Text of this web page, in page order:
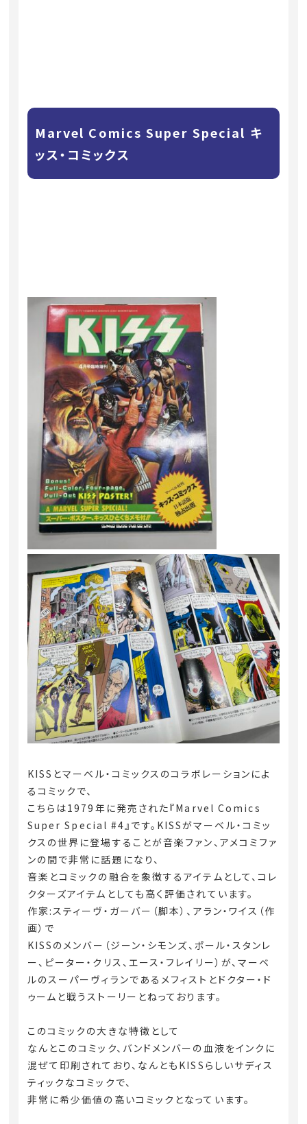
Marvel Comics Super Special キ
ッス・コミックス
KISSとマーベル・コミックスのコラボレーションによ
るコミックで、
こちらは1979年に発売された『Marvel Comics
Super Special #4』です。 KISSがマーベル・コミッ
クスの世界に登場することが音楽ファン、アメコミファ
ンの間で非常に話題になり、
音楽とコミックの融合を象徴するアイテムとして、コレ
クターズアイテムとしても高く評価されています。
作家:スティーヴ・ガーバー（脚本）、アラン・ワイス（作
画）で
KISSのメンバー（ジーン・シモンズ、ポール・スタンレ
ー、ピーター・クリス、エース・フレイリー）が、マーベ
ルのスーパーヴィランであるメフィストとドクター・ド
ゥームと戦うストーリーとねっております。
このコミックの大きな特徴として
なんとこのコミック、バンドメンバーの血液をインクに
混ぜて印刷されており、なんともKISSらしいサディス
ティックなコミックで、
非常に希少価値の高いコミックとなっています。